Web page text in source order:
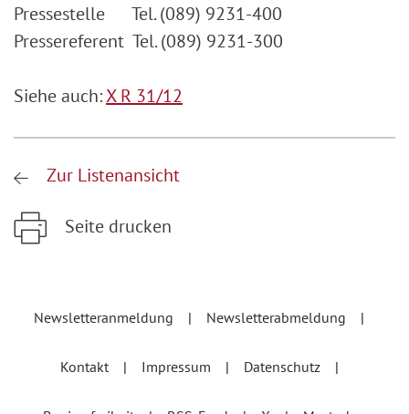
Pressestelle Tel. (089) 9231-400
Pressereferent Tel. (089) 9231-300
Siehe auch:X R 31/12
Zur Listenansicht
Seite drucken
Newsletteranmeldung
Newsletterabmeldung
Kontakt Impressum Datenschutz